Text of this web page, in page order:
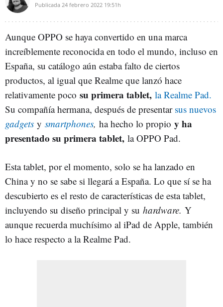
Publicada 24 febrero 2022 19:51h
Aunque OPPO se haya convertido en una marca
increíblemente reconocida en todo el mundo, incluso en
España, su catálogo aún estaba falto de ciertos
productos, al igual que Realme que lanzó hace
relativamente poco su primera tablet, la Realme Pad.
Su compañía hermana, después de presentar sus nuevos
gadgets y smartphones, ha hecho lo propio y ha
presentado su primera tablet, la OPPO Pad.
Esta tablet, por el momento, solo se ha lanzado en
China y no se sabe si llegará a España. Lo que sí se ha
descubierto es el resto de características de esta tablet,
incluyendo su diseño principal y su hardware. Y
aunque recuerda muchísimo al iPad de Apple, también
lo hace respecto a la Realme Pad.